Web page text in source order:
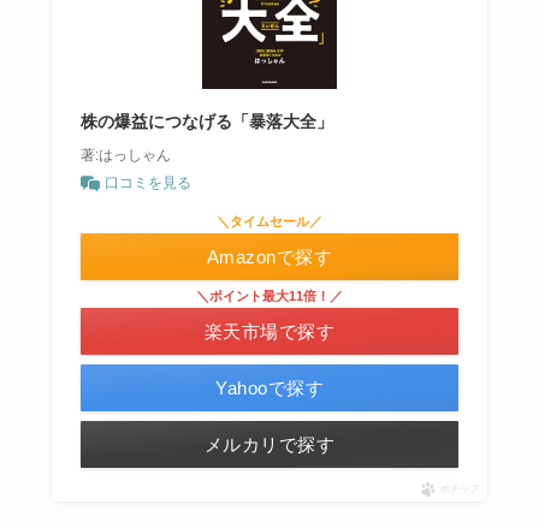
株の爆益につなげる「暴落大全」
著:はっしゃん
口コミを見る
＼タイムセール／
Amazonで探す
＼ポイント最大11倍！／
楽天市場で探す
Yahooで探す
メルカリで探す
ポチップ